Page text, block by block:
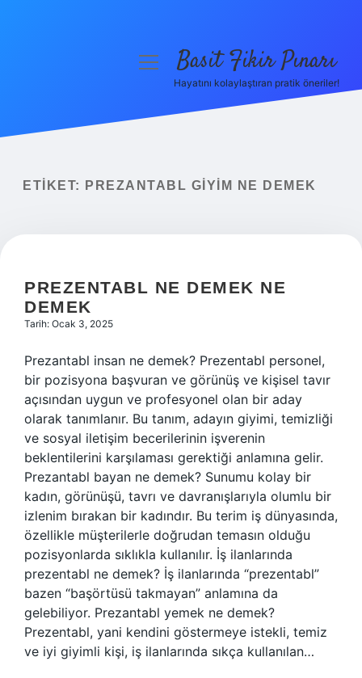
Yasal Uyarı
menüyüBasit Fikir Pınarı
Hayatını kolaylaştıran pratik öneriler!
ETIKET: PREZANTABL GIYIM NE DEMEK
PREZENTABL NE DEMEK NE
DEMEK
Tarih: Ocak 3, 2025
Prezantabl insan ne demek? Prezentabl personel,
bir pozisyona başvuran ve görünüş ve kişisel tavır
açısından uygun ve profesyonel olan bir aday
olarak tanımlanır. Bu tanım, adayın giyimi, temizliği
ve sosyal iletişim becerilerinin işverenin
beklentilerini karşılaması gerektiği anlamına gelir.
Prezantabl bayan ne demek? Sunumu kolay bir
kadın, görünüşü, tavrı ve davranışlarıyla olumlu bir
izlenim bırakan bir kadındır. Bu terim iş dünyasında,
özellikle müşterilerle doğrudan temasın olduğu
pozisyonlarda sıklıkla kullanılır. İş ilanlarında
prezentabl ne demek? İş ilanlarında “prezentabl”
bazen “başörtüsü takmayan” anlamına da
gelebiliyor. Prezantabl yemek ne demek?
Prezentabl, yani kendini göstermeye istekli, temiz
ve iyi giyimli kişi, iş ilanlarında sıkça kullanılan…